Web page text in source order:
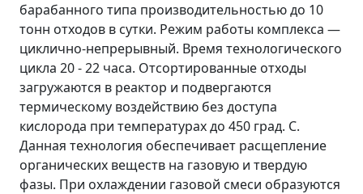
барабанного типа производительностью до 10
тонн отходов в сутки. Режим работы комплекса —
циклично-непрерывный. Время технологического
цикла 20 - 22 часа. Отсортированные отходы
загружаются в реактор и подвергаются
термическому воздействию без доступа
кислорода при температурах до 450 град. С.
Данная технология обеспечивает расщепление
органических веществ на газовую и твердую
фазы. При охлаждении газовой смеси образуются